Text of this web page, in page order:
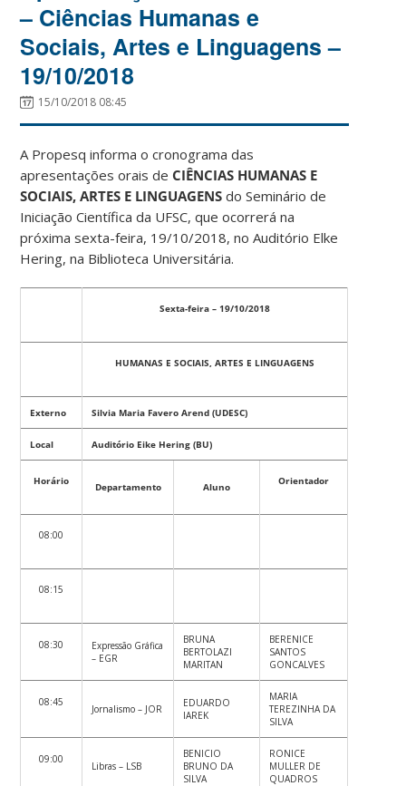
– Ciências Humanas e
Sociais, Artes e Linguagens –
19/10/2018
15/10/2018 08:45
A Propesq informa o cronograma das
apresentações orais de CIÊNCIAS HUMANAS E
SOCIAIS, ARTES E LINGUAGENSdo Seminário de
Iniciação Científica da UFSC, que ocorrerá na
próxima sexta-feira, 19/10/2018, no Auditório Elke
Hering, na Biblioteca Universitária.
Sexta-feira – 19/10/2018
HUMANAS E SOCIAIS, ARTES E LINGUAGENS
Externo Silvia Maria Favero Arend (UDESC)
Local Auditório Eike Hering (BU)
Horário Departamento Aluno Orientador
08:00
08:15
08:30
Expressão Gráfica
– EGR
BRUNA
BERTOLAZI
MARITAN
BERENICE
SANTOS
GONCALVES
08:45
Jornalismo – JOR
EDUARDO
IAREK
MARIA
TEREZINHA DA
SILVA
09:00
Libras – LSB
BENICIO
BRUNO DA
SILVA
RONICE
MULLER DE
QUADROS